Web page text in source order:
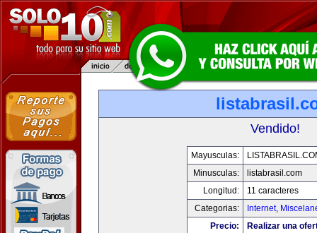
Vendido!
Mayusculas:
Minusculas:
listabrasil.com
Longitud:
11 caracteres
Categorias:
Internet,
Precio:
Realizar una